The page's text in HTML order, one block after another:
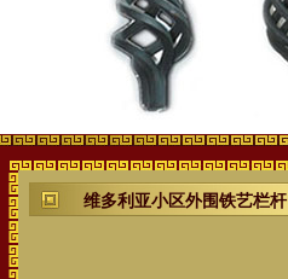
维多利亚小区外围铁艺栏杆